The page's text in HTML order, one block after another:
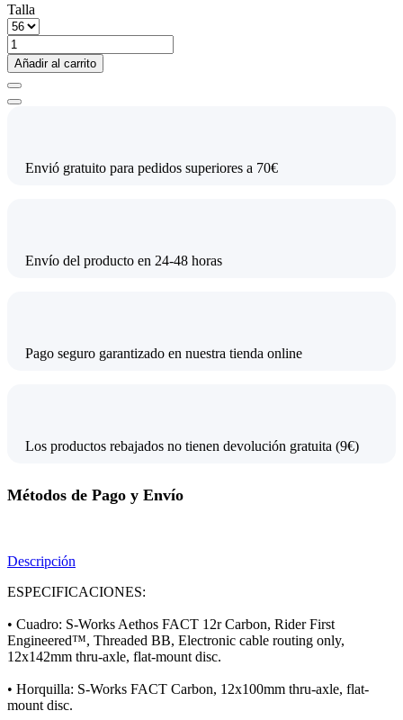
Talla
Añadir al carrito
Envió gratuito para pedidos superiores a 70€
Envío del producto en 24-48 horas
Pago seguro garantizado en nuestra tienda online
Los productos rebajados no tienen devolución gratuita (9€)
Métodos de Pago y Envío
Descripción
ESPECIFICACIONES:
• Cuadro: S-Works Aethos FACT 12r Carbon, Rider First
Engineered™, Threaded BB, Electronic cable routing only,
12x142mm thru-axle, flat-mount disc.
• Horquilla: S-Works FACT Carbon, 12x100mm thru-axle, flat-
mount disc.